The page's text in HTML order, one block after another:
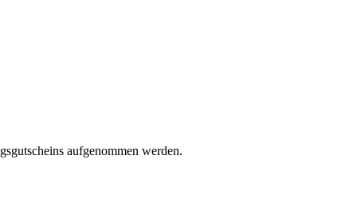
aufgenommen werden.